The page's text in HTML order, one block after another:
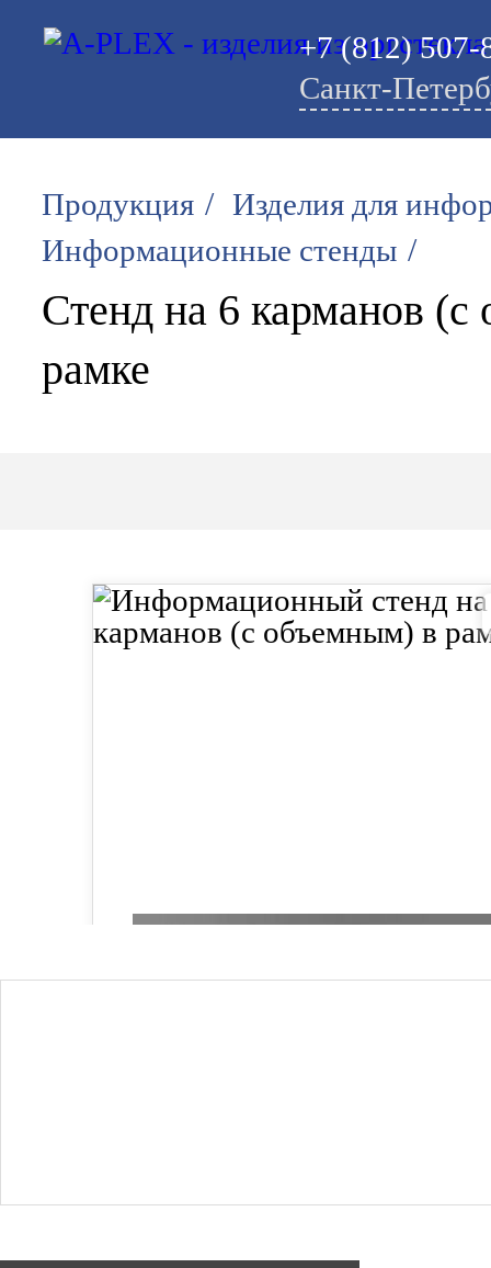
+7 (812) 507-
Санкт-
Продукция / Изделия для
Информационные стенды /
Стенд на 6 карманов
рамке